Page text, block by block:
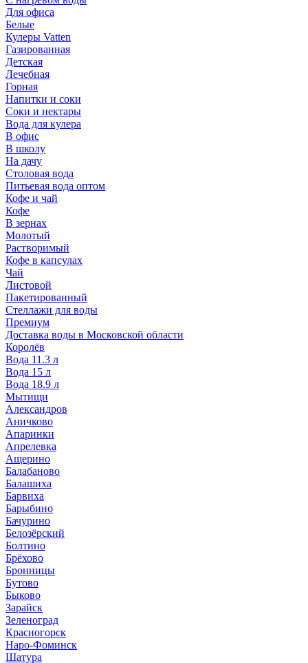
Для офиса
Белые
Кулеры Vatten
Газированная
Детская
Лечебная
Горная
Напитки и соки
Соки и нектары
Вода для кулера
В офис
В школу
На дачу
Столовая вода
Питьевая вода оптом
Кофе и чай
Кофе
В зернах
Молотый
Растворимый
Кофе в капсулах
Чай
Листовой
Пакетированный
Стеллажи для воды
Премиум
Доставка воды в Московской области
Королёв
Вода 11.3 л
Вода 15 л
Вода 18.9 л
Мытищи
Александров
Аничково
Апаринки
Апрелевка
Ащерино
Балабаново
Балашиха
Барвиха
Барыбино
Бачурино
Белозёрский
Болтино
Брёхово
Бронницы
Бутово
Быково
Зарайск
Зеленоград
Красногорск
Наро-Фоминск
Шатура